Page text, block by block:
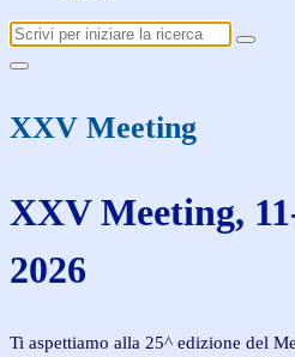
Ricerca:
XXV Meeting
XXV Meeting,
2026
Ti aspettiamo alla 25^ edizione del